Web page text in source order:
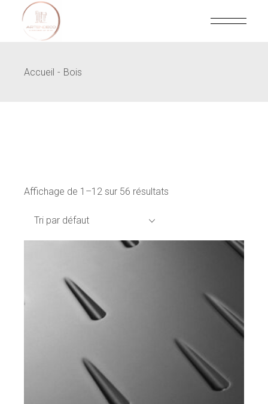
content
Accueil Bois
Affichage de 1–12 sur 56 résultats
Tri par défaut